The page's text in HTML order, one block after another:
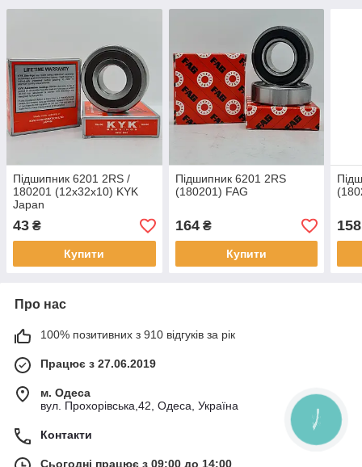
Підшипник 6201 2RS /
180201 (12x32x10) KYK
Japan
43 ₴
Купити
Підшипник 6201 2RS
(180201) FAG
164₴
Купити
158
Про нас
100% позитивних з 910 відгуків за рік
Працює з 27.06.2019
м. Одеса
вул. Прохорівська,42, Одеса, Україна
Контакти
Сьогодні працює з 09:00 до 14:00
КНОПКА
ЗВ'ЯЗКУ